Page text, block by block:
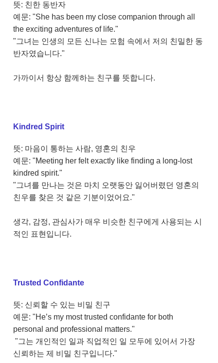
뜻: 친한 동반자
예문: "She has been my close companion through all
the exciting adventures of life."
"그녀는 인생의 모든 신나는 모험 속에서 저의 친밀한 동
반자였습니다."
가까이서 항상 함께하는 친구를 뜻합니다.
Kindred Spirit
뜻: 마음이 통하는 사람, 영혼의 친우
예문: "Meeting her felt exactly like finding a long-lost
kindred spirit."
"그녀를 만나는 것은 마치 오랫동안 잃어버렸던 영혼의
친우를 찾은 것 같은 기분이었어요."
생각, 감정, 관심사가 매우 비슷한 친구에게 사용되는 시
적인 표현입니다.
Trusted Confidante
뜻: 신뢰할 수 있는 비밀 친구
예문: "He’s my most trusted confidante for both
personal and professional matters."
"그는 개인적인 일과 직업적인 일 모두에 있어서 가장
신뢰하는 제 비밀 친구입니다."